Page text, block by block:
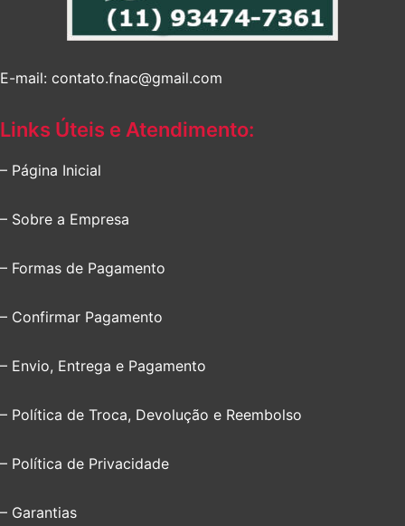
E-mail: contato.fnac@gmail.com
Links Úteis e Atendimento:
– Página Inicial
– Sobre a Empresa
– Formas de Pagamento
– Confirmar Pagamento
– Envio, Entrega e Pagamento
– Política de Troca, Devolução e Reembolso
– Política de Privacidade
– Garantias